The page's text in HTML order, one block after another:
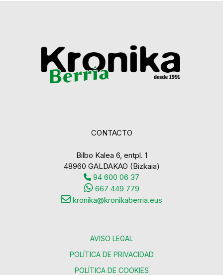
CONTACTO
Bilbo Kalea 6, entpl. 1
48960 GALDAKAO (Bizkaia)
94 600 06 37
667 449 779
kronika@kronikaberria.eus
AVISO LEGAL
POLÍTICA DE PRIVACIDAD
POLÍTICA DE COOKIES